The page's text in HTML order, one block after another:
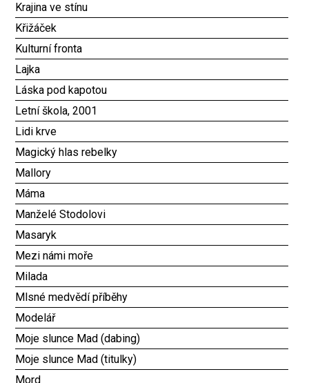
Krajina ve stínu
Křižáček
Kulturní fronta
Lajka
Láska pod kapotou
Letní škola, 2001
Lidi krve
Magický hlas rebelky
Mallory
Máma
Manželé Stodolovi
Masaryk
Mezi námi moře
Milada
Mlsné medvědí příběhy
Modelář
Moje slunce Mad (dabing)
Moje slunce Mad (titulky)
Mord